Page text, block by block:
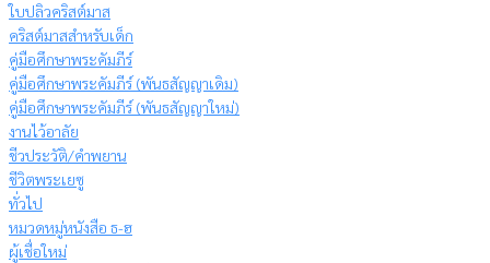
ใบปลิวคริสต์มาส
คริสต์มาสสำหรับเด็ก
คู่มือศึกษาพระคัมภีร์
คู่มือศึกษาพระคัมภีร์ (พันธสัญญาเดิม)
คู่มือศึกษาพระคัมภีร์ (พันธสัญญาใหม่)
งานไว้อาลัย
ชีวประวัติ/คำพยาน
ชีวิตพระเยซู
ทั่วไป
หมวดหมู่หนังสือ ธ-ฮ
ผู้เชื่อใหม่